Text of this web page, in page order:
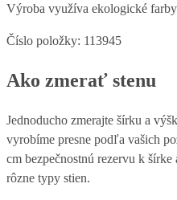
Výroba využíva ekologické
Číslo položky: 113945
Ako zmerať stenu
Jednoducho zmerajte šírku a
vyrobíme presne podľa vašich
cm bezpečnostnú rezervu k
rôzne typy stien.